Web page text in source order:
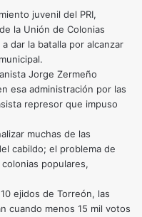
juvenil del PRI,
la Unión de Colonias
dar la batalla por alcanzar
Jorge Zermeño
esa administración por las
represor que impuso
muchas de las
cabildo; el problema de
populares,
ejidos de Torreón, las
cuando menos 15 mil votos